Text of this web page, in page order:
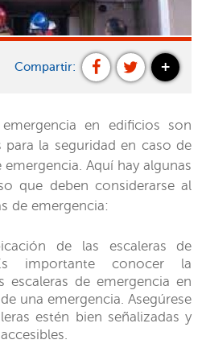
Compartir: +
en edificios son
la seguridad en caso de
Aquí hay algunas
que deben considerarse al
de emergencia:
de las escaleras de
importante conocer la
escaleras de emergencia en
una emergencia. Asegúrese
estén bien señalizadas y